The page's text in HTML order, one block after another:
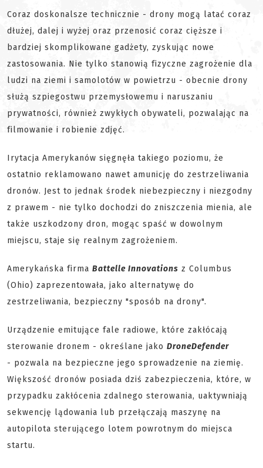
Coraz doskonalsze technicznie - drony mogą latać coraz
dłużej, dalej i wyżej oraz przenosić coraz cięższe i
bardziej skomplikowane gadżety, zyskując nowe
zastosowania. Nie tylko stanowią fizyczne zagrożenie dla
ludzi na ziemi i samolotów w powietrzu - obecnie drony
służą szpiegostwu przemysłowemu i naruszaniu
prywatności, również zwykłych obywateli, pozwalając na
filmowanie i robienie zdjęć.
Irytacja Amerykanów sięgnęła takiego poziomu, że
ostatnio reklamowano nawet amunicję do zestrzeliwania
dronów. Jest to jednak środek niebezpieczny i niezgodny
z prawem - nie tylko dochodzi do zniszczenia mienia, ale
także uszkodzony dron, mogąc spaść w dowolnym
miejscu, staje się realnym zagrożeniem.
Amerykańska firma Battelle Innovations z Columbus
(Ohio) zaprezentowała, jako alternatywę do
zestrzeliwania, bezpieczny "sposób na drony".
Urządzenie emitujące fale radiowe, które zakłócają
sterowanie dronem - określane jako DroneDefender
- pozwala na bezpieczne jego sprowadzenie na ziemię.
Większość dronów posiada dziś zabezpieczenia, które, w
przypadku zakłócenia zdalnego sterowania, uaktywniają
sekwencję lądowania lub przełączają maszynę na
autopilota sterującego lotem powrotnym do miejsca
startu.